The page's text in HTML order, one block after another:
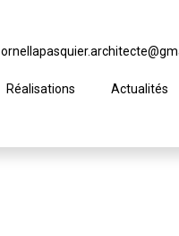
Réalisations Actualités